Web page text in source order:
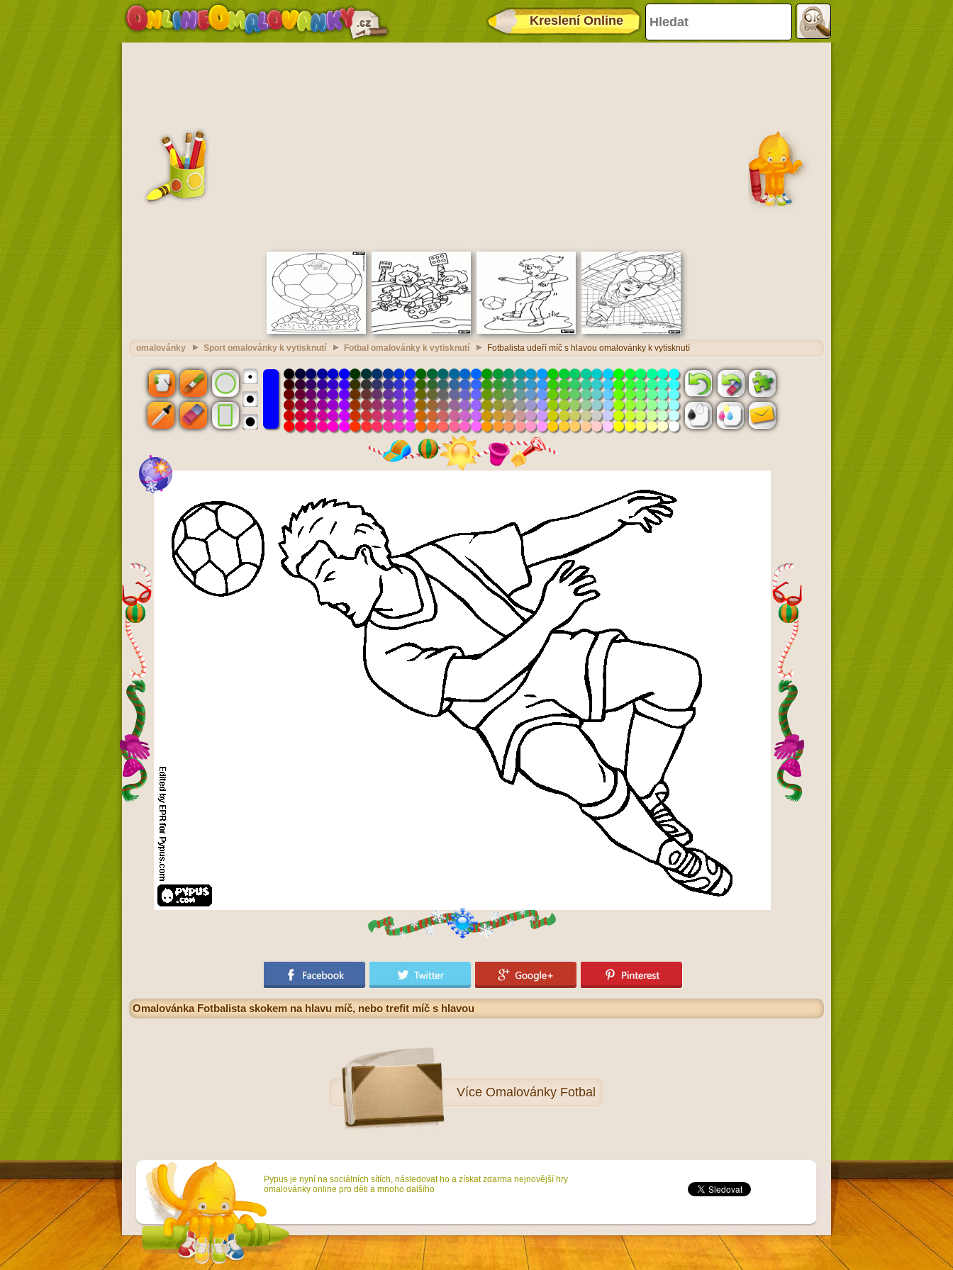
Kreslení Online
omalovánky Sport omalovánky k vytisknutí Fotbal omalovánky k vytisknutí Fotbalista udeří míč s hlavou omalovánky k vytisknutí
Omalovánka Fotbalista skokem na hlavu míč, nebo trefit míč s hlavou
Více Omalovánky Fotbal
Pypus je nyní na sociálních sítích, následovat ho a získat zdarma nejnovější hry
omalovánky online pro děti a mnoho dalšího